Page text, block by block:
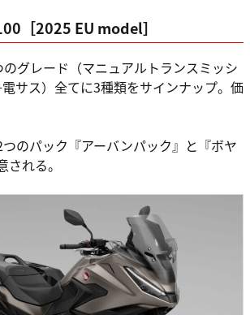
［2025 EU model］
グレード（マニュアルトランスミッシ
電サス）全てに3種類をサインナップ。価
のパック『アーバンパック』と『ボヤ
れる。